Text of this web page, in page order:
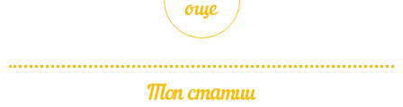
още
Топ статии